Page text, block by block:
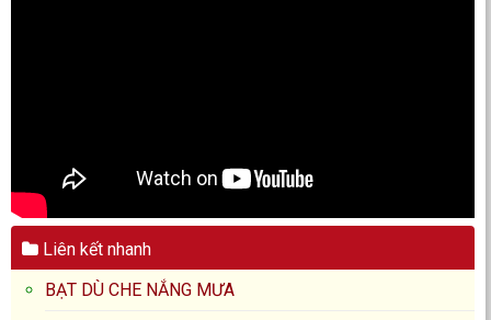
Liên kết nhanh
BẠT DÙ CHE NẮNG MƯA